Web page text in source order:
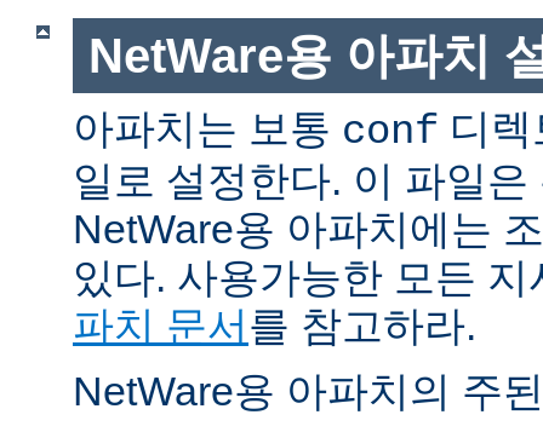
NetWare용 아파치
아파치는 보통 conf 디
일로 설정한다. 이 파일
NetWare용 아파치에는
있다. 사용가능한 모든
파치 문서를 참고하라.
NetWare용 아파치의 주